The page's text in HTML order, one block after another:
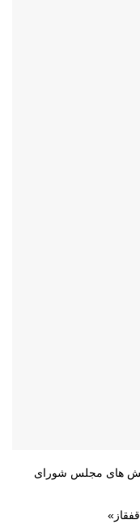
های مجلس شورای